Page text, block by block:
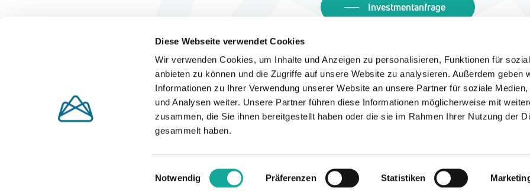
Diese Webseite verwendet Cookies
Wir verwenden Cookies, um Inhalte und Anzeigen zu personalisieren, Funktionen für
anbieten zu können und die Zugriffe auf unsere Website zu analysieren. Außerdem geben
Informationen zu Ihrer Verwendung unserer Website an unsere Partner für soziale Medien,
und Analysen weiter. Unsere Partner führen diese Informationen möglicherweise mit
zusammen, die Sie ihnen bereitgestellt haben oder die sie im Rahmen Ihrer Nutzung der
gesammelt haben.
Einwilligungsauswahl
Notwendig Präferenzen Statistiken
Investmentanfrage
Kontakt Datenschutz